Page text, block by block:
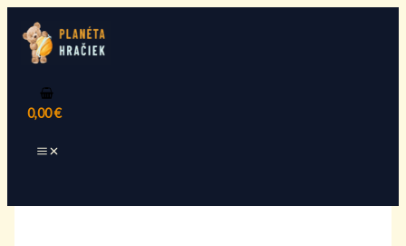
Preskočiť
obsah
0,00€
MAIN
množstvo
Výroba
magnetiek
jednorožce
Tento